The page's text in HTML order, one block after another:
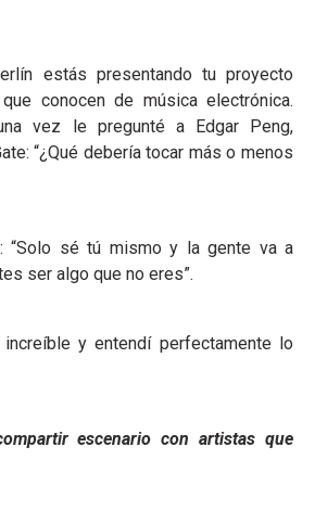
estás presentando tu proyecto
conocen de música electrónica.
vez le pregunté a Edgar Peng,
“¿Qué debería tocar más o menos
“Solo sé tú mismo y la gente va a
ser algo que no eres”.
y entendí perfectamente lo
escenario con artistas que